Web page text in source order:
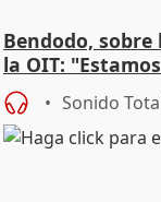
Bendodo,
la OIT:
Sonido